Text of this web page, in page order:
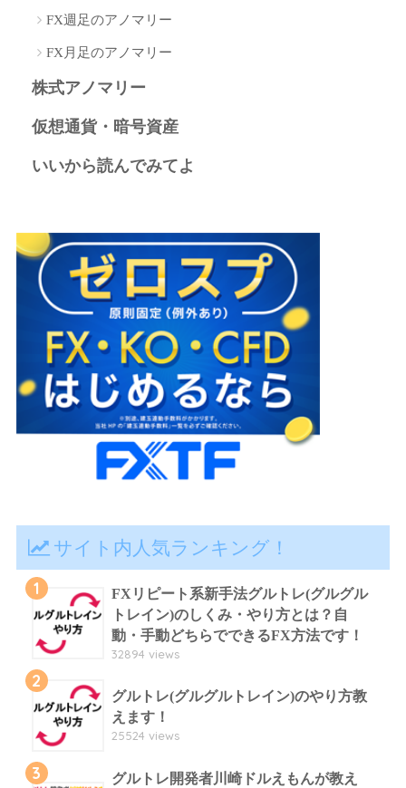
FX週足のアノマリー
FX月足のアノマリー
株式アノマリー
仮想通貨・暗号資産
いいから読んでみてよ
サイト内人気ランキング！
1
FXリピート系新手法グルトレ(グルグル
トレイン)のしくみ・やり方とは？自
動・手動どちらでできるFX方法です！
32894 views
2
グルトレ(グルグルトレイン)のやり方教
えます！
25524 views
3
グルトレ開発者川崎ドルえもんが教え